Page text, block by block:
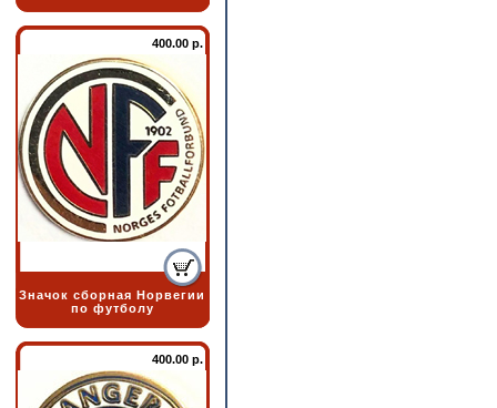
400.00 р.
Значок сборная Норвегии
по футболу
400.00 р.